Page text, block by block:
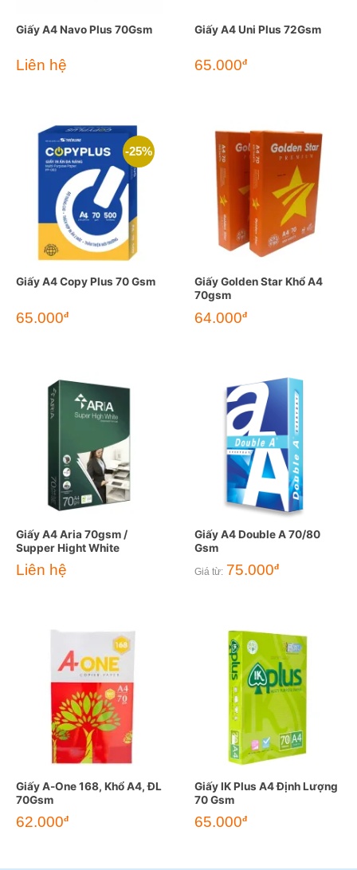
Giấy A4 Navo Plus 70Gsm
Liên hệ
Giấy A4 Uni Plus 72Gsm
65.000đ
-25%
Giấy A4 Copy Plus 70 Gsm
Giá
gốc
65.000đGiá
Giấy Golden Star Khổ A4
70gsm
64.000đ
Giấy A4 Aria 70gsm /
Supper Hight White
Liên hệ
Giấy A4 Double A 70/80
Gsm
Giá từ: 75.000đ
Giấy A-One 168, Khổ A4, ĐL
70Gsm
62.000đ
Giấy IK Plus A4 Định Lượng
70 Gsm
65.000đ